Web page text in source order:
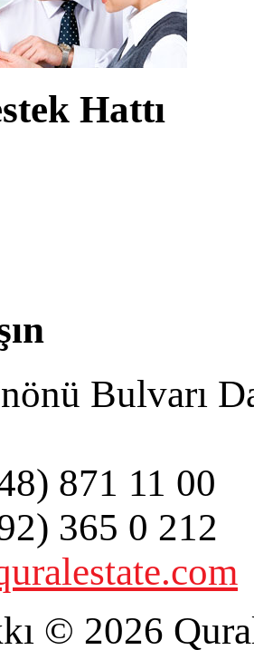
Hattı
Bulvarı
871 11 00
365 0 212
© 2026